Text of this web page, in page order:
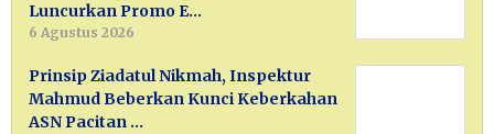
Luncurkan Promo E…
6 Agustus 2026
Prinsip Ziadatul Nikmah, Inspektur
Mahmud Beberkan Kunci Keberkahan
ASN Pacitan …